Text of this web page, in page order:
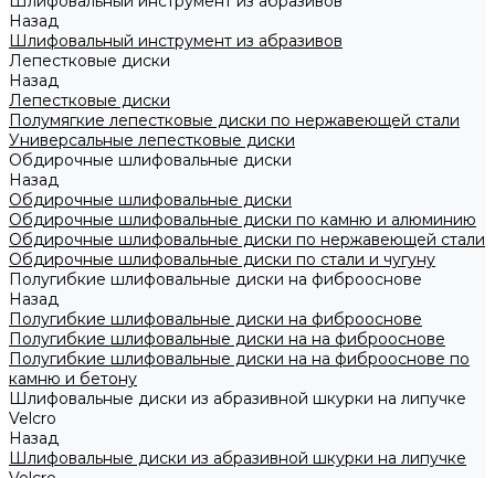
Назад
Шлифовальный инструмент из абразивов
Лепестковые диски
Назад
Лепестковые диски
Полумягкие лепестковые диски по нержавеющей стали
Универсальные лепестковые диски
Обдирочные шлифовальные диски
Назад
Обдирочные шлифовальные диски
Обдирочные шлифовальные диски по камню и алюминию
Обдирочные шлифовальные диски по нержавеющей стали
Обдирочные шлифовальные диски по стали и чугуну
Полугибкие шлифовальные диски на фиброоснове
Назад
Полугибкие шлифовальные диски на фиброоснове
Полугибкие шлифовальные диски на на фиброоснове
Полугибкие шлифовальные диски на на фиброоснове по
камню и бетону
Шлифовальные диски из абразивной шкурки на липучке
Velcro
Назад
Шлифовальные диски из абразивной шкурки на липучке